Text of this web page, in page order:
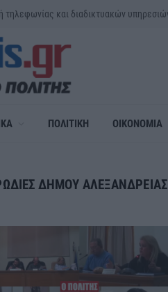
ΠΟΛΙΤΙΚΗ ΟΙΚΟΝΟΜΙΑ
ΔΗΜΟΥ ΑΛΕΞΑΝΔΡΕΙΑΣ